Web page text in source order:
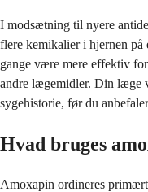
I modsætning til nyere
flere kemikalier i hjernen på
gange være mere effektiv
andre lægemidler. Din læge
sygehistorie, før du
Hvad bruges
Amoxapin ordineres